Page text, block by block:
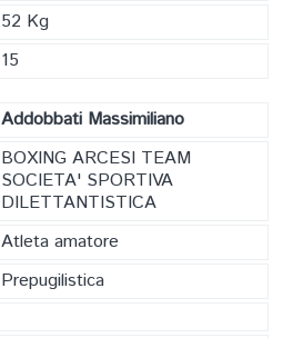
52 Kg
15
Addobbati Massimiliano
BOXING ARCESI TEAM
SOCIETA' SPORTIVA
DILETTANTISTICA
Atleta amatore
Prepugilistica